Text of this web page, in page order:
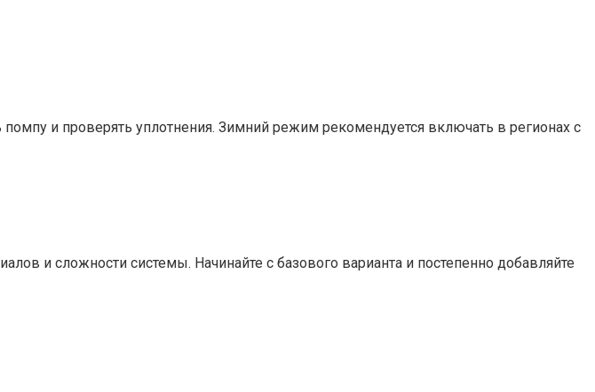
и проверять уплотнения. Зимний режим рекомендуется включать в регионах с
и сложности системы. Начинайте с базового варианта и постепенно добавляйте